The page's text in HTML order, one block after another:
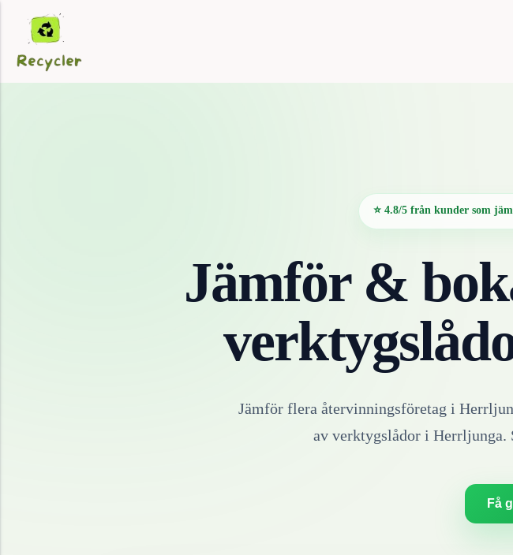
⭐ 4.8/5 från kunder som
Jämför &
Jämför flera återvinningsföretag i
av verktygslådori Herrljunga.
Få